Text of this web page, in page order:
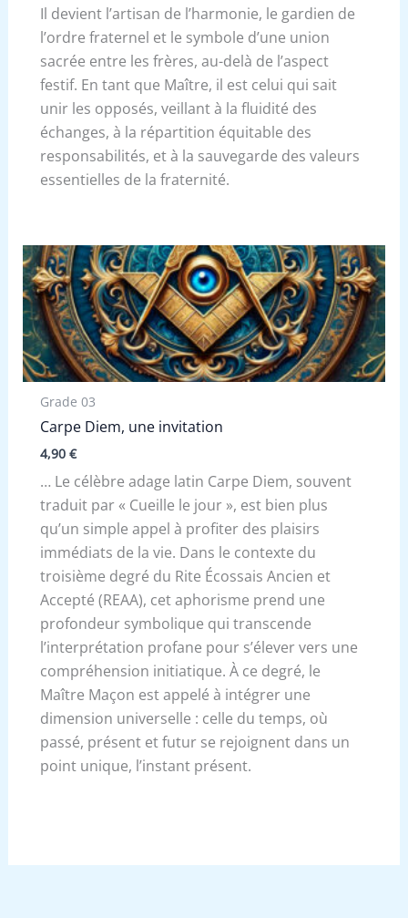
Il devient l’artisan de l’harmonie, le gardien de
l’ordre fraternel et le symbole d’une union
sacrée entre les frères, au-delà de l’aspect
festif. En tant que Maître, il est celui qui sait
unir les opposés, veillant à la fluidité des
échanges, à la répartition équitable des
responsabilités, et à la sauvegarde des valeurs
essentielles de la fraternité.
Grade 03
Carpe Diem, une invitation
4,90 €
… Le célèbre adage latin Carpe Diem, souvent
traduit par « Cueille le jour », est bien plus
qu’un simple appel à profiter des plaisirs
immédiats de la vie. Dans le contexte du
troisième degré du Rite Écossais Ancien et
Accepté (REAA), cet aphorisme prend une
profondeur symbolique qui transcende
l’interprétation profane pour s’élever vers une
compréhension initiatique. À ce degré, le
Maître Maçon est appelé à intégrer une
dimension universelle : celle du temps, où
passé, présent et futur se rejoignent dans un
point unique, l’instant présent.